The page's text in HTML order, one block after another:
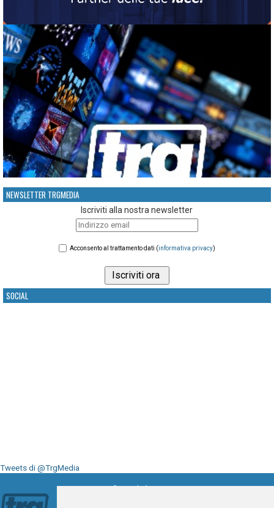
NEWSLETTER TRGMEDIA
Iscriviti alla nostra newsletter
Acconsento al trattamento dati (informativa privacy)
SOCIAL
Tweets di @TrgMedia
Seguici su